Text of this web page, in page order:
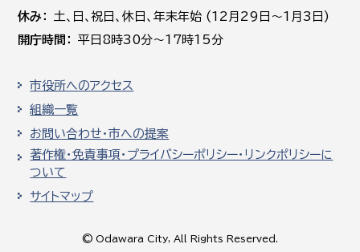
休み
土､日､祝日、休日、年末年始 (12月29日～1月3日)
開庁時間
平日8時30分～17時15分
市役所へのアクセス
組織一覧
お問い合わせ・市への提案
著作権・免責事項・プライバシーポリシー・リンクポリシーに
ついて
サイトマップ
© Odawara City, All Rights Reserved.